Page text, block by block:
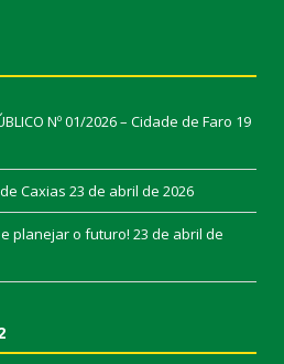
Nº 01/2026 – Cidade de Faro 19
Caxias 23 de abril de 2026
planejar o futuro! 23 de abril de